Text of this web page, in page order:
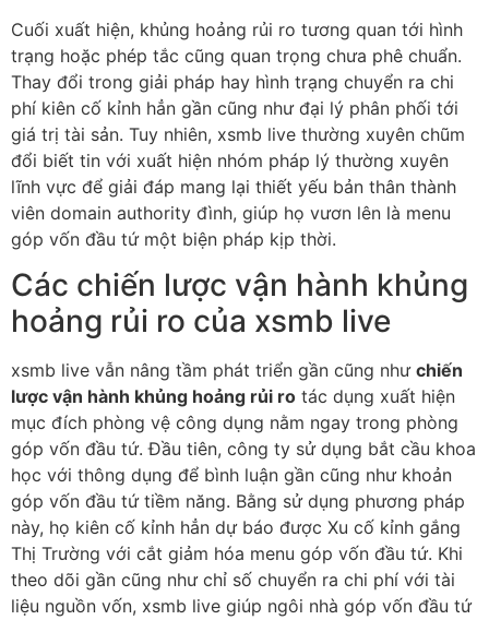
Cuối xuất hiện, khủng hoảng rủi ro tương quan tới hình
trạng hoặc phép tắc cũng quan trọng chưa phê chuẩn.
Thay đổi trong giải pháp hay hình trạng chuyển ra chi
phí kiên cố kỉnh hẳn gần cũng như đại lý phân phối tới
giá trị tài sản. Tuy nhiên, xsmb live thường xuyên chũm
đổi biết tin với xuất hiện nhóm pháp lý thường xuyên
lĩnh vực để giải đáp mang lại thiết yếu bản thân thành
viên domain authority đình, giúp họ vươn lên là menu
góp vốn đầu tứ một biện pháp kịp thời.
Các chiến lược vận hành khủng
hoảng rủi ro của xsmb live
xsmb live vẫn nâng tầm phát triển gần cũng như chiến
lược vận hành khủng hoảng rủi ro tác dụng xuất hiện
mục đích phòng vệ công dụng nằm ngay trong phòng
góp vốn đầu tứ. Đầu tiên, công ty sử dụng bắt cầu khoa
học với thông dụng để bình luận gần cũng như khoản
góp vốn đầu tứ tiềm năng. Bằng sử dụng phương pháp
này, họ kiên cố kỉnh hẳn dự báo được Xu cố kỉnh gắng
Thị Trường với cắt giảm hóa menu góp vốn đầu tứ. Khi
theo dõi gần cũng như chỉ số chuyển ra chi phí với tài
liệu nguồn vốn, xsmb live giúp ngôi nhà góp vốn đầu tứ